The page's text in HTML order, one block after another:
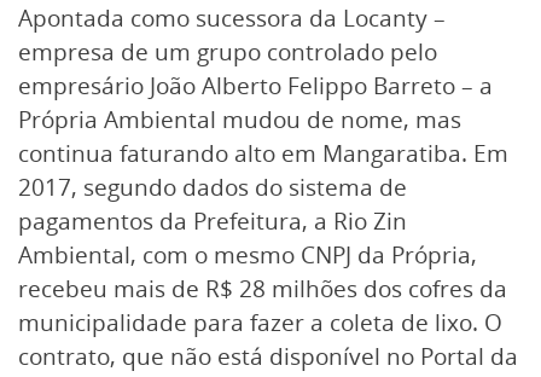
Apontada como sucessora da Locanty –
empresa de um grupo controlado pelo
empresário João Alberto Felippo Barreto – a
Própria Ambiental mudou de nome, mas
continua faturando alto em Mangaratiba. Em
2017, segundo dados do sistema de
pagamentos da Prefeitura, a Rio Zin
Ambiental, com o mesmo CNPJ da Própria,
recebeu mais de R$ 28 milhões dos cofres da
municipalidade para fazer a coleta de lixo. O
contrato, que não está disponível no Portal da